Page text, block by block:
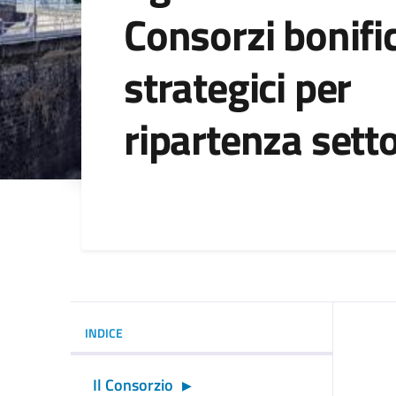
Consorzi
strategici per
ripartenza
INDICE
Il Consorzio